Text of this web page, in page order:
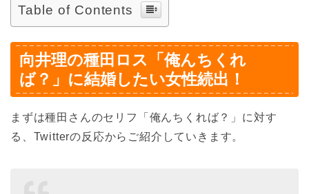
Table of Contents
向井理の種田ロス「俺んちくれ
ば？」に結婚したい女性続出！
まずは種田さんのセリフ「俺んちくれば？」に対す
る、Twitterの反応からご紹介していきます。